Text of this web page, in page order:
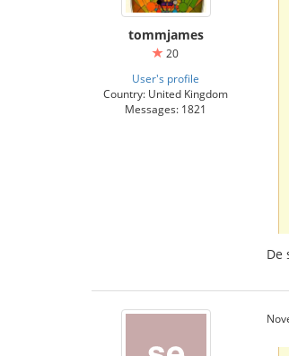
tommjames
20
User's profile
Country: United Kingdom
Messages: 1821
De